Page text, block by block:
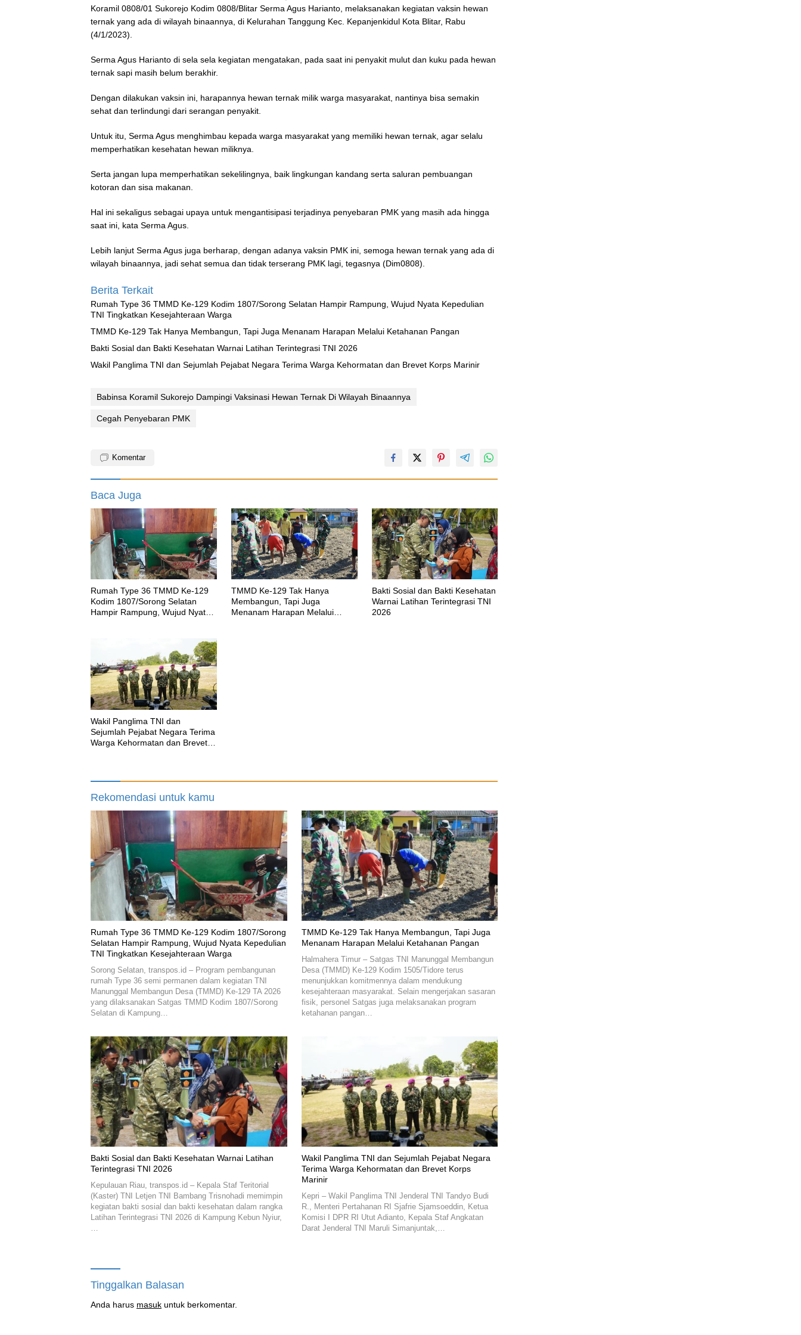
Koramil 0808/01 Sukorejo Kodim 0808/Blitar Serma Agus Harianto, melaksanakan kegiatan vaksin hewan
ternak yang ada di wilayah binaannya, di Kelurahan Tanggung Kec. Kepanjenkidul Kota Blitar, Rabu
(4/1/2023).
Serma Agus Harianto di sela sela kegiatan mengatakan, pada saat ini penyakit mulut dan kuku pada hewan
ternak sapi masih belum berakhir.
Dengan dilakukan vaksin ini, harapannya hewan ternak milik warga masyarakat, nantinya bisa semakin
sehat dan terlindungi dari serangan penyakit.
Untuk itu, Serma Agus menghimbau kepada warga masyarakat yang memiliki hewan ternak, agar selalu
memperhatikan kesehatan hewan miliknya.
Serta jangan lupa memperhatikan sekelilingnya, baik lingkungan kandang serta saluran pembuangan
kotoran dan sisa makanan.
Hal ini sekaligus sebagai upaya untuk mengantisipasi terjadinya penyebaran PMK yang masih ada hingga
saat ini, kata Serma Agus.
Lebih lanjut Serma Agus juga berharap, dengan adanya vaksin PMK ini, semoga hewan ternak yang ada di
wilayah binaannya, jadi sehat semua dan tidak terserang PMK lagi, tegasnya (Dim0808).
Berita Terkait
Rumah Type 36 TMMD Ke-129 Kodim 1807/Sorong Selatan Hampir Rampung, Wujud Nyata Kepedulian
TNI Tingkatkan Kesejahteraan Warga
TMMD Ke-129 Tak Hanya Membangun, Tapi Juga Menanam Harapan Melalui Ketahanan Pangan
Bakti Sosial dan Bakti Kesehatan Warnai Latihan Terintegrasi TNI 2026
Wakil Panglima TNI dan Sejumlah Pejabat Negara Terima Warga Kehormatan dan Brevet Korps Marinir
Babinsa Koramil Sukorejo Dampingi Vaksinasi Hewan Ternak Di Wilayah Binaannya
Cegah Penyebaran PMK
Komentar
Baca Juga
Rumah Type 36 TMMD Ke-129
Kodim 1807/Sorong Selatan
Hampir Rampung, Wujud Nyata
TMMD Ke-129 Tak Hanya
Membangun, Tapi Juga
Menanam Harapan Melalui
Bakti Sosial dan Bakti Kesehatan
Warnai Latihan Terintegrasi TNI
2026
Wakil Panglima TNI dan
Sejumlah Pejabat Negara Terima
Warga Kehormatan dan Brevet
Rekomendasi untuk kamu
Rumah Type 36 TMMD Ke-129 Kodim 1807/Sorong
Selatan Hampir Rampung, Wujud Nyata Kepedulian
TNI Tingkatkan Kesejahteraan Warga
Sorong Selatan, transpos.id – Program pembangunan
rumah Type 36 semi permanen dalam kegiatan TNI
Manunggal Membangun Desa (TMMD) Ke-129 TA 2026
yang dilaksanakan Satgas TMMD Kodim 1807/Sorong
Selatan di Kampung…
TMMD Ke-129 Tak Hanya Membangun, Tapi Juga
Menanam Harapan Melalui Ketahanan Pangan
Halmahera Timur – Satgas TNI Manunggal Membangun
Desa (TMMD) Ke-129 Kodim 1505/Tidore terus
menunjukkan komitmennya dalam mendukung
kesejahteraan masyarakat. Selain mengerjakan sasaran
fisik, personel Satgas juga melaksanakan program
ketahanan pangan…
Bakti Sosial dan Bakti Kesehatan Warnai Latihan
Terintegrasi TNI 2026
Kepulauan Riau, transpos.id – Kepala Staf Teritorial
(Kaster) TNI Letjen TNI Bambang Trisnohadi memimpin
kegiatan bakti sosial dan bakti kesehatan dalam rangka
Latihan Terintegrasi TNI 2026 di Kampung Kebun Nyiur,
…
Wakil Panglima TNI dan Sejumlah Pejabat Negara
Terima Warga Kehormatan dan Brevet Korps
Marinir
Kepri – Wakil Panglima TNI Jenderal TNI Tandyo Budi
R., Menteri Pertahanan RI Sjafrie Sjamsoeddin, Ketua
Komisi I DPR RI Utut Adianto, Kepala Staf Angkatan
Darat Jenderal TNI Maruli Simanjuntak,…
Tinggalkan Balasan
Anda harus masuk untuk berkomentar.